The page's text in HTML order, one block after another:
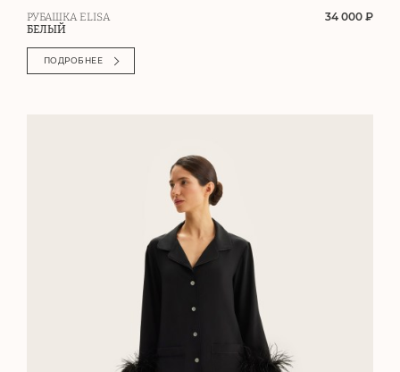
РУБАШКА ELISA
БЕЛЫЙ
34 000 ₽
ПОДРОБНЕЕ